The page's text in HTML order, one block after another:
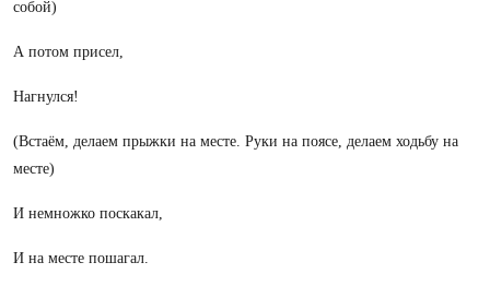
собой)
А потом присел,
Нагнулся!
(Встаём, делаем прыжки на месте. Руки на поясе, делаем ходьбу на
месте)
И немножко поскакал,
И на месте пошагал.